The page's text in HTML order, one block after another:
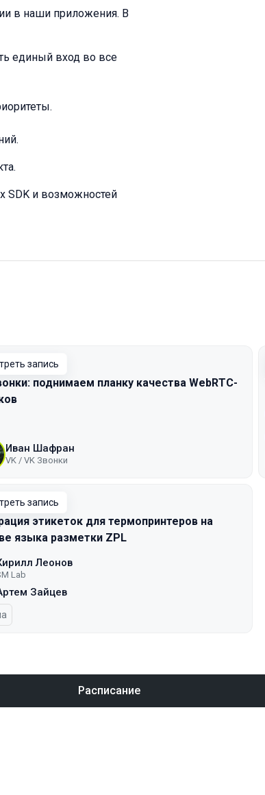
в наши приложения. В
единый вход во все
SDK и возможностей
запись
поднимаем планку качества WebRTC-
Иван Шафран
VK / VK Звонки
запись
этикеток для термопринтеров на
языка разметки ZPL
Леонов
Lab
Артем Зайцев
Расписание